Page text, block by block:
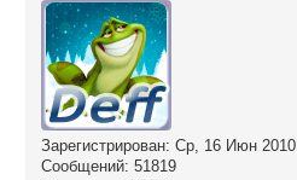
Зарегистрирован: Ср, 16 Июн 2010
Сообщений: 51819